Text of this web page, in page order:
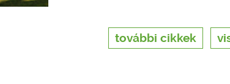
további cikkek